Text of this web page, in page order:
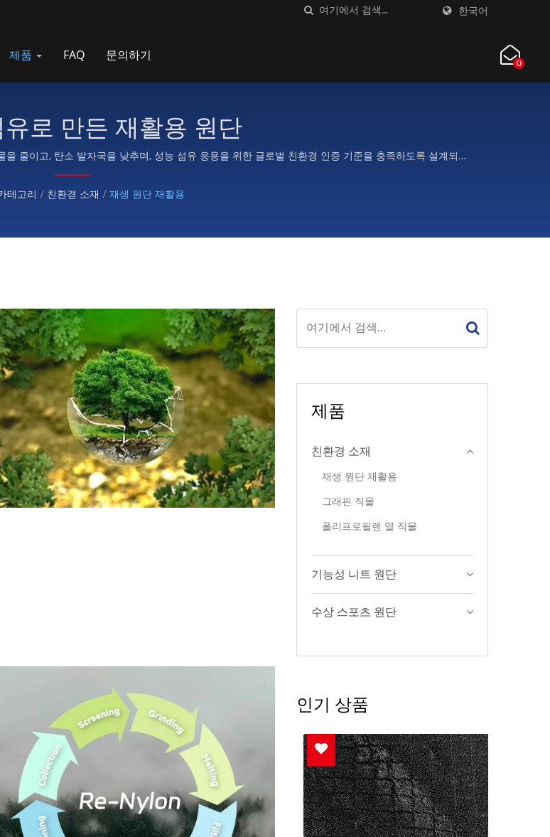
한국어
제품 FAQ 문의하기
0
로 만든 재활용 원단
줄이고, 탄소 발자국을 낮추며, 성능 섬유 응용을 위한 글로벌 친환경 인증 기준을 충족하도록 설계되었
습니다.
테고리 / 친환경 소재 / 재생 원단 재활용
제품
친환경 소재
재생 원단 재활용
그래핀 직물
폴리프로필렌 열 직물
기능성 니트 원단
수상 스포츠 원단
인기 상품